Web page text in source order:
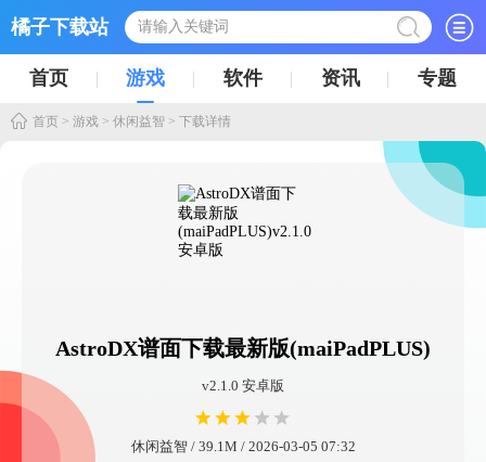
橘子下载站
首页 游戏 软件 资讯 专题
首页 > 游戏 > 休闲益智 > 下载详情
AstroDX谱面下载最新版(maiPadPLUS)
v2.1.0 安卓版
休闲益智 / 39.1M / 2026-03-05 07:32